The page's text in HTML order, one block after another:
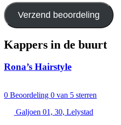
Verzend beoordeling
Kappers in de buurt
Rona’s Hairstyle
0 Beoordeling 0 van 5 sterren
Galjoen 01, 30, Lelystad